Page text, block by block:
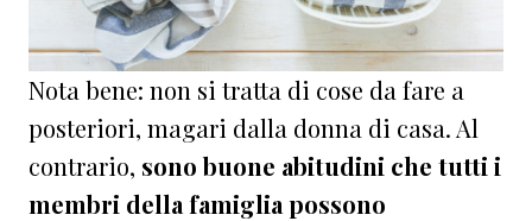
Nota bene: non si tratta di cose da fare a
posteriori, magari dalla donna di casa. Al
contrario, sono buone abitudini che tutti i
membri della famiglia possono